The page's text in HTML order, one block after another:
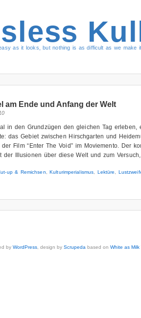
as it looks, but nothing is as difficult as we make it.
am Ende und Anfang der Welt
in den Grundzügen den gleichen Tag
das Gebiet zwischen Hirschgarten und
der Film “Enter The Void” im Moviemento. Der
der Illusionen über diese Welt und zum
up & Remichsen ,Kulturimperialismus Lektüre
byWordPress , design byScrupeda based onWhite as Milk